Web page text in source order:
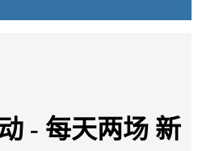
- 每天两场 新